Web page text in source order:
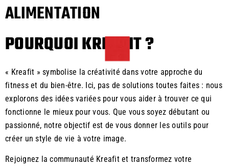
ALIMENTATION
POURQUOI KREAFIT ?
« Kreafit » symbolise la créativité dans votre approche du
fitness et du bien-être. Ici, pas de solutions toutes faites : nous
explorons des idées variées pour vous aider à trouver ce qui
fonctionne le mieux pour vous. Que vous soyez débutant ou
passionné, notre objectif est de vous donner les outils pour
créer un style de vie à votre image.
Rejoignez la communauté Kreafit et transformez votre